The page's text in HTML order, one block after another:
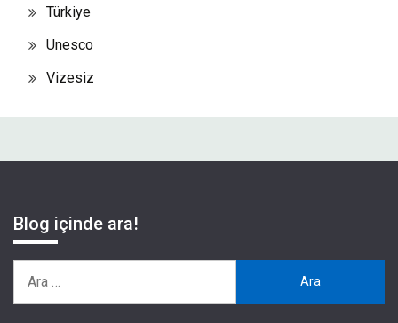
Türkiye
Unesco
Vizesiz
Blog içinde ara!